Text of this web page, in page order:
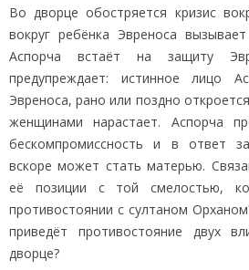
Во дворце обостряется кризис
вокруг ребёнка Эвреноса
Аспорча встаёт на защиту
предупреждает: истинное лицо
Эвреноса, рано или поздно
женщинами нарастает. Аспорча
бескомпромиссность и в ответ
вскоре может стать матерью.
её позиции с той смелостью,
противостоянии с султаном
приведёт противостояние двух
дворце?